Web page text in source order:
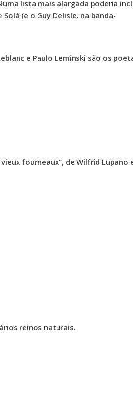
lista mais alargada poderia
(e o Guy Delisle, na banda-
e Paulo Leminski são os
vieux fourneaux”, de Wilfrid Lupano
reinos naturais.